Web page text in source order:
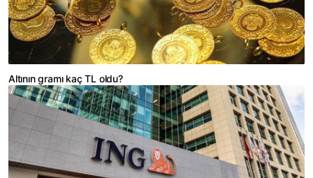
Altının gramı kaç TL oldu?